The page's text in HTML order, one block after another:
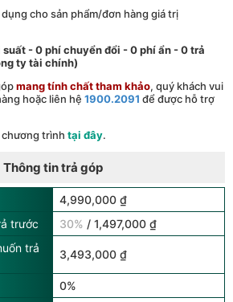
cho sản phẩm/đơn hàng giá trị
suất - 0 phí chuyển đổi - 0 phí ẩn - 0 trả
ty tài chính)
mang tính chất tham khảo, quý khách vui
hoặc liên hệ 1900.2091 để được hỗ trợ
trình tại đây.
Thông tin trả góp
4,990,000 ₫
trước
30% / 1,497,000 ₫
trả
3,493,000 ₫
0%